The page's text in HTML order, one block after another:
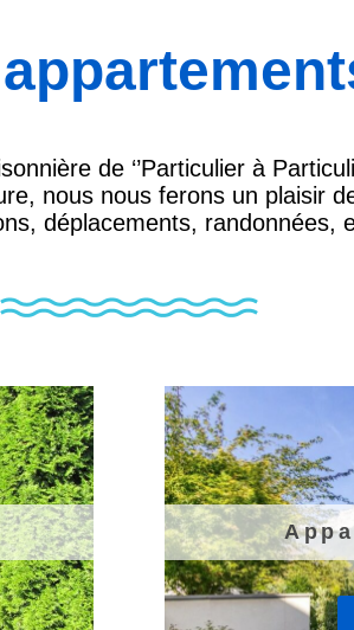
de ‘’Particulier à
nous nous ferons un plaisir de
déplacements, randonnées,